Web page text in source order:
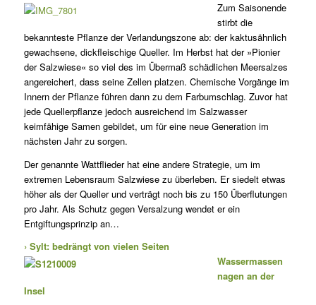
Zum Saisonende
stirbt die
bekannteste Pflanze der Verlandungszone ab: der kaktusähnlich
gewachsene, dickfleischige Queller. Im Herbst hat der »Pionier
der Salzwiese« so viel des im Übermaß schädlichen Meersalzes
angereichert, dass seine Zellen platzen. Chemische Vorgänge im
Innern der Pflanze führen dann zu dem Farbumschlag. Zuvor hat
jede Quellerpflanze jedoch ausreichend im Salzwasser
keimfähige Samen gebildet, um für eine neue Generation im
nächsten Jahr zu sorgen.
Der genannte Wattflieder hat eine andere Strategie, um im
extremen Lebensraum Salzwiese zu überleben. Er siedelt etwas
höher als der Queller und verträgt noch bis zu 150 Überflutungen
pro Jahr. Als Schutz gegen Versalzung wendet er ein
Entgiftungsprinzip an…
› Sylt: bedrängt von vielen Seiten
Wassermassen
nagen an der
Insel